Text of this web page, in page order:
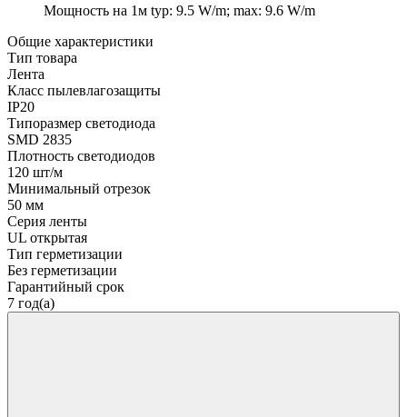
Мощность на 1м typ: 9.5 W/m; max: 9.6 W/m
Общие характеристики
Тип товара
Лента
Класс пылевлагозащиты
IP20
Типоразмер светодиода
SMD 2835
Плотность светодиодов
120 шт/м
Минимальный отрезок
50 мм
Серия ленты
UL открытая
Тип герметизации
Без герметизации
Гарантийный срок
7 год(а)